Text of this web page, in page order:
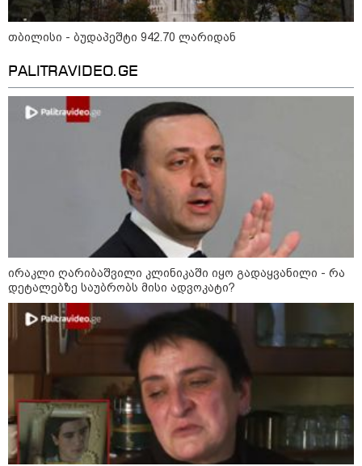
09:33 / 05-08-2026
"მამის მიერ ცოტნესთვის
დატოვებულ სახლში
არ არის მოხსენიებული" - ანა
ჯაბაური
09:32 / 05-08-2026
"4 დღე უწყლოდ და უპუროდ
გაატარეს, მათ სიცოცხლე
დავუბრუნეთ" - ქართველი
მეზღვაური წერს, რომ 36
მიგრანტი, მათ შორის, ორსული
გოგონა გადაარჩინა
12:20 / 04-08-2026
"როცა კანონიკიდან
გამომდინარე, მართებულად
მიგვაჩნია, რომ ადამიანის
გასვენება ტაძრიდან არ მოხდეს,
ეს მგლოვიარეს ისეთი
სიყვარულითა უნდა ავუხსნათ,
რომ შფოთვა არ დაიბადოს" -
დედა სიდონია
16:02 / 03-08-2026
"15 წლის წინ ჩადენილი
დანაშაული, 5-ჯერ შეცვლილი
მოსამართლე, 4-ჯერ თავიდან
დაწყებული საქმე... მადლობა
პროკურატურას, მათ გარეშე ეს
შედეგი არ დადგებოდა" - ქეთა
ხარძიანი
თბილისი - ბუდაპეშტი 942.70 ლარიდან
PALITRAVIDEO.GE
ირაკლი ღარიბაშვილი კლინიკაში იყო გადაყვანილი - რა
დეტალებზე საუბრობს მისი ადვოკატი?